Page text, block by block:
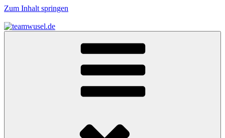
Zum Inhalt springen